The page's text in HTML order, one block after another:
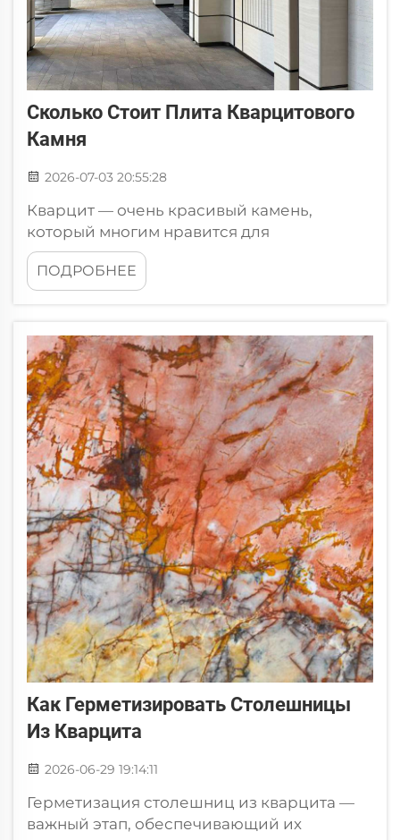
Сколько Стоит Плита Кварцитового
Камня
2026-07-03 20:55:28
Кварцит — очень красивый камень,
который многим нравится для
изготовления столешниц, напольных
покрытий и других элементов интерьера.
Если вы планируете купить плиту
Как найти лучшие предложения Чтобы
получить самые выгодные предложения
на...
ПОДРОБНЕЕ
Как Герметизировать Столешницы
Из Кварцита
2026-06-29 19:14:11
Герметизация столешниц из кварцита —
важный этап, обеспечивающий их